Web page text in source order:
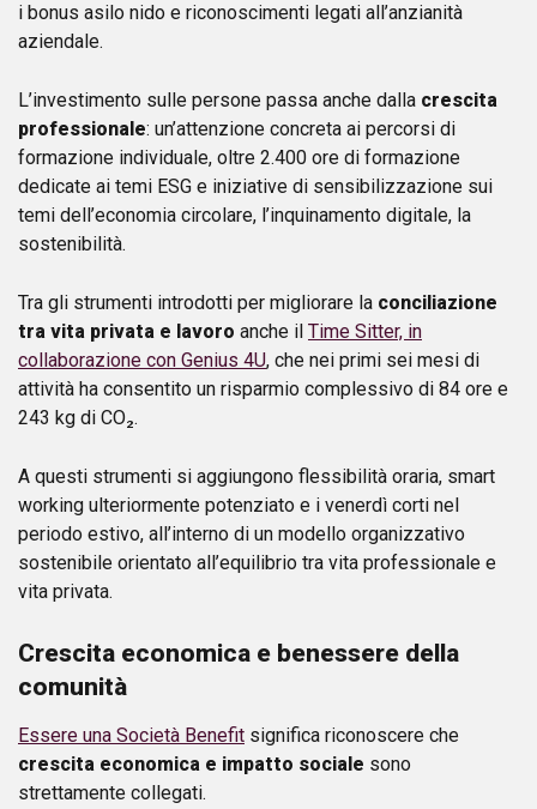
i bonus asilo nido e riconoscimenti legati all’anzianità
aziendale.
L’investimento sulle persone passa anche dalla crescita
professionale: un’attenzione concreta ai percorsi di
formazione individuale, oltre 2.400 ore di formazione
dedicate ai temi ESG e iniziative di sensibilizzazione sui
temi dell’economia circolare, l’inquinamento digitale, la
sostenibilità.
Tra gli strumenti introdotti per migliorare la conciliazione
tra vita privata e lavoro anche il Time Sitter, in
collaborazione con Genius 4U, che nei primi sei mesi di
attività ha consentito un risparmio complessivo di 84 ore e
243 kg di CO₂.
A questi strumenti si aggiungono flessibilità oraria, smart
working ulteriormente potenziato e i venerdì corti nel
periodo estivo, all’interno di un modello organizzativo
sostenibile orientato all’equilibrio tra vita professionale e
vita privata.
Crescita economica e benessere della
comunità
Essere una Società Benefit significa riconoscere che
crescita economica e impatto sociale sono
strettamente collegati.